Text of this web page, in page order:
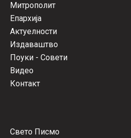
Митрополит
Епархија
Актуелности
Издаваштво
Поуки - Совети
Видео
Контакт
Свето Писмо